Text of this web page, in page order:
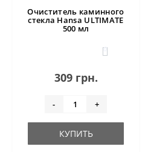
Очиститель каминного
стекла Hansa ULTIMATE
500 мл
0
309 грн.
- +
КУПИТЬ